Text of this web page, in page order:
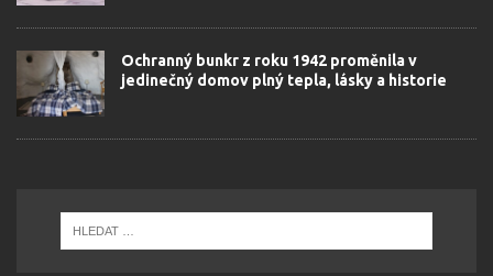
Ochranný bunkr z roku 1942 proměnila v
jedinečný domov plný tepla, lásky a historie